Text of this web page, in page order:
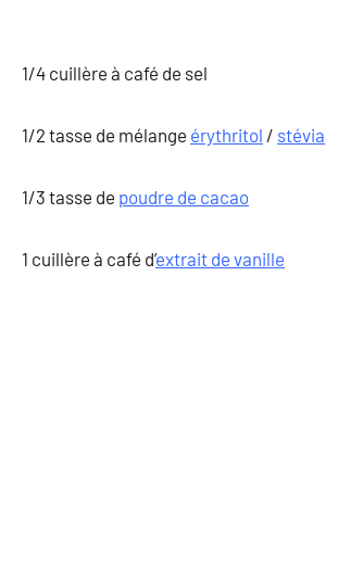
1/4 cuillère à café de sel
1/2 tasse de mélange érythritol / stévia
1/3 tasse de poudre de cacao
1 cuillère à café d’extrait de vanille